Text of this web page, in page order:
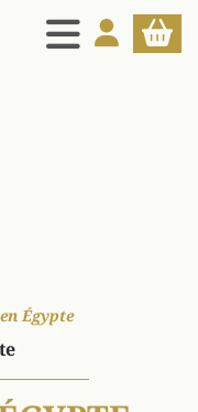
MENU
MON PANIER
Égypte